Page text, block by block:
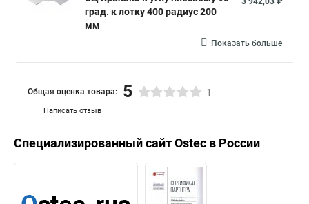
град. к лотку 400 радиус 200
мм
Показать больше
Написать отзыв
Общая оценка товара: 5 1
Специализированный сайтOstec в России